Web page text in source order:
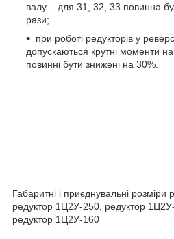
валу – для 31, 32, 33 повинна
рази;
при роботі редукторів у
допускаються крутні моменти
повинні бути знижені на 30%.
Габаритні і приєднувальні
редуктор 1Ц2У-250, редуктор
редуктор 1Ц2У-160